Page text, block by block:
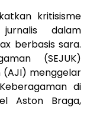
kritisisme
dalam
berbasis sara.
(SEJUK)
(AJI) menggelar
di
Aston Braga,